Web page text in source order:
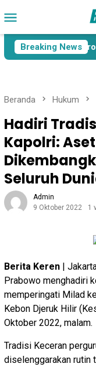
ke
Mobile
Breaking News
Bakal Meroket
Beranda Hukum
Hadiri
Kapolri:
Seluruh
Admin
9 Oktober 2022
1
Berita Keren |
Prabowo menghadiri
memperingati Milad
Kebon Djeruk Hilir
Oktober 2022, malam.
Tradisi Keceran
diselenggarakan rutin